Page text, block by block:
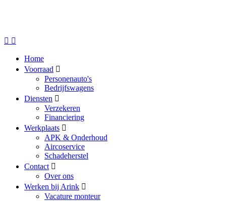
Home
Voorraad
Personenauto's
Bedrijfswagens
Diensten
Verzekeren
Financiering
Werkplaats
APK & Onderhoud
Aircoservice
Schadeherstel
Contact
Over ons
Werken bij Arink
Vacature monteur